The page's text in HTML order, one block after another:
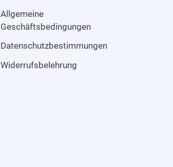
Allgemeine
Geschäftsbedingungen
Datenschutzbestimmungen
Widerrufsbelehrung